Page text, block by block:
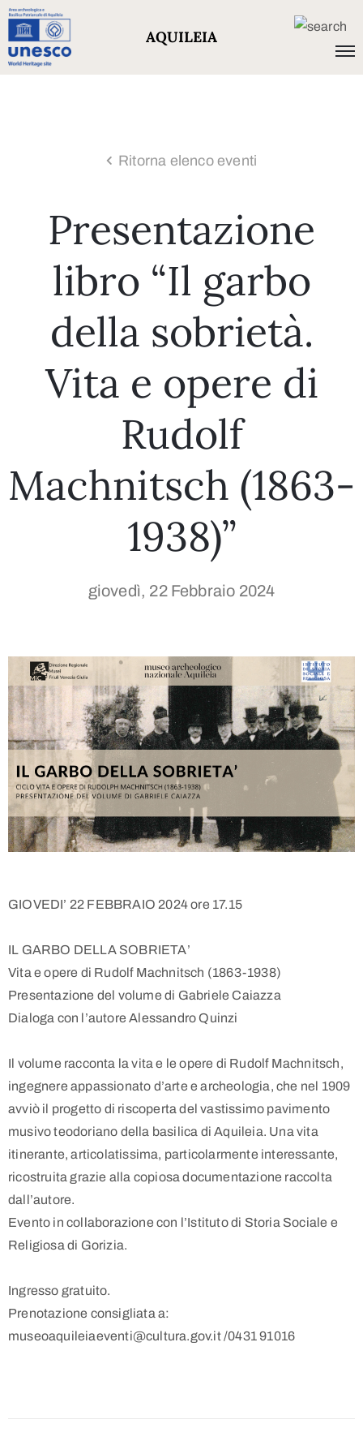
AQUILEIA
Ritorna elenco eventi
Presentazione
libro “Il garbo
della sobrietà.
Vita e opere di
Rudolf
Machnitsch (1863-
1938)”
giovedì, 22 Febbraio 2024
GIOVEDI’ 22 FEBBRAIO 2024 ore 17.15
IL GARBO DELLA SOBRIETA’
Vita e opere di Rudolf Machnitsch (1863-1938)
Presentazione del volume di Gabriele Caiazza
Dialoga con l’autore Alessandro Quinzi
Il volume racconta la vita e le opere di Rudolf Machnitsch,
ingegnere appassionato d’arte e archeologia, che nel 1909
avviò il progetto di riscoperta del vastissimo pavimento
musivo teodoriano della basilica di Aquileia. Una vita
itinerante, articolatissima, particolarmente interessante,
ricostruita grazie alla copiosa documentazione raccolta
dall’autore.
Evento in collaborazione con l’Istituto di Storia Sociale e
Religiosa di Gorizia.
Ingresso gratuito.
Prenotazione consigliata a:
museoaquileiaeventi@cultura.gov.it /0431 91016